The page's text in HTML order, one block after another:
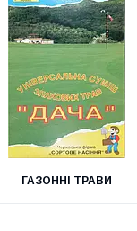
ГАЗОННІ ТРАВИ